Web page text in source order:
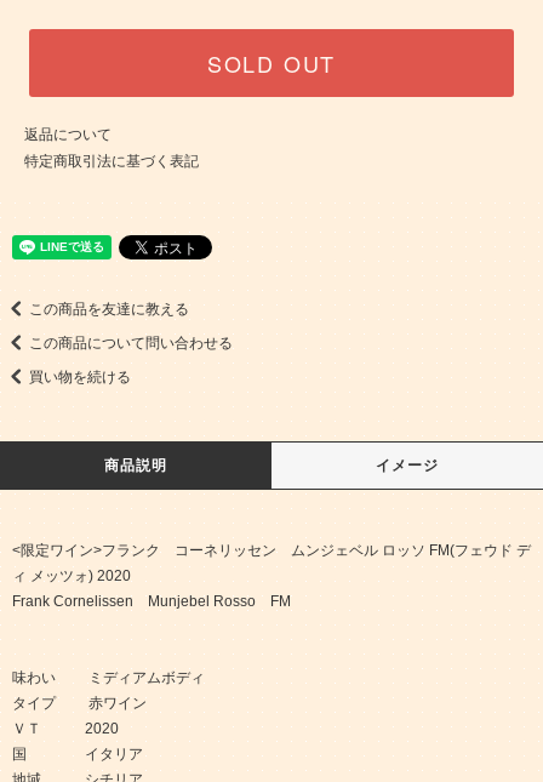
SOLD OUT
返品について
特定商取引法に基づく表記
この商品を友達に教える
この商品について問い合わせる
買い物を続ける
商品説明 イメージ
<限定ワイン>フランク コーネリッセン ムンジェベル ロッソ FM(フェウド デ
ィ メッツォ) 2020
Frank Cornelissen Munjebel Rosso FM
味わい ミディアムボディ
タイプ 赤ワイン
ＶＴ 2020
国 イタリア